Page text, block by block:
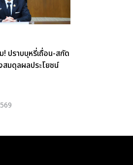
! ปราบบุหรี่เถื่อน-สกัด
สมดุลผลประโยชน์